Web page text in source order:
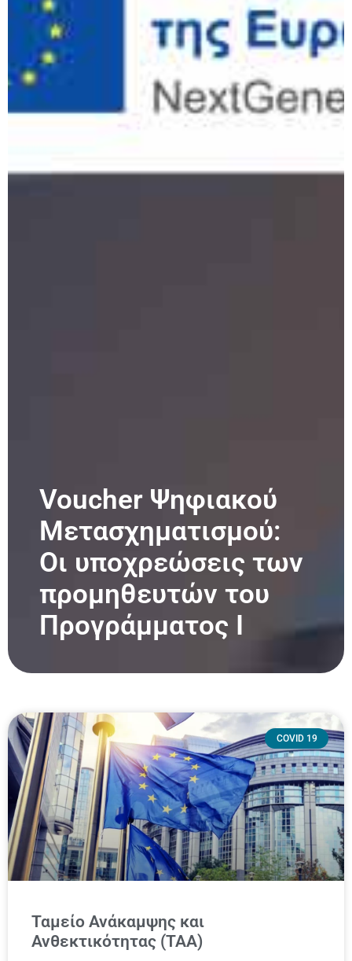
Voucher Ψηφιακού
Μετασχηματισμού:
Οι υποχρεώσεις των
προμηθευτών του
Προγράμματος Ι
COVID 19
Ταμείο Ανάκαμψης και
Ανθεκτικότητας (ΤΑΑ)